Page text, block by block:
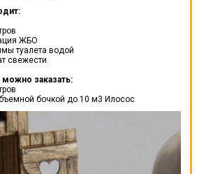
ЖБО
туалета водой
свежести
заказать:
бочкой до 10 м3 Илосос